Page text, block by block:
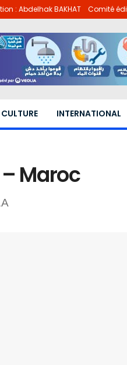
: Abdelhak BAKHAT Comité
CULTURE INTERNATIONAL
Maroc
A